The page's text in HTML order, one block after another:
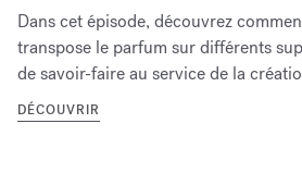
Dans cet épisode, découvrez
transpose le parfum sur différents
de savoir-faire au service de la
DÉCOUVRIR